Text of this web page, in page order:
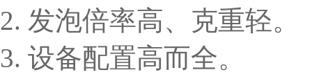
2. 发泡倍率高、克重轻。
3. 设备配置高而全。